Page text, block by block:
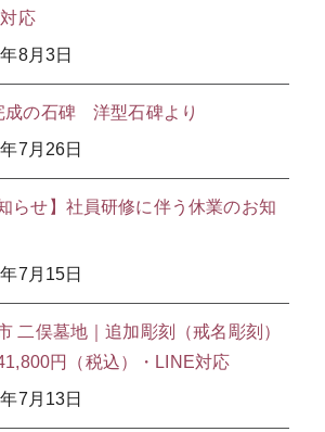
応
8月3日
成の石碑 洋型石碑より
7月26日
知らせ】社員研修に伴う休業のお知
7月15日
二俣墓地｜追加彫刻（戒名彫刻）
円（税込）・LINE対応
7月13日